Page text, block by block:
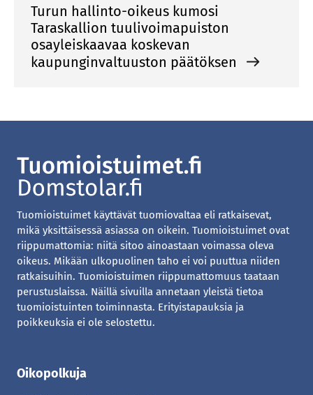
Turun hallinto-oikeus kumosi
Taraskallion tuulivoimapuiston
osayleiskaavaa koskevan
kaupunginvaltuuston päätöksen
Tuomioistuimet käyttävät tuomiovaltaa eli ratkaisevat,
mikä yksittäisessä asiassa on oikein. Tuomioistuimet ovat
riippumattomia: niitä sitoo ainoastaan voimassa oleva
oikeus. Mikään ulkopuolinen taho ei voi puuttua niiden
ratkaisuihin. Tuomioistuimen riippumattomuus taataan
perustuslaissa. Näillä sivuilla annetaan yleistä tietoa
tuomioistuinten toiminnasta. Erityistapauksia ja
poikkeuksia ei ole selostettu.
Oikopolkuja